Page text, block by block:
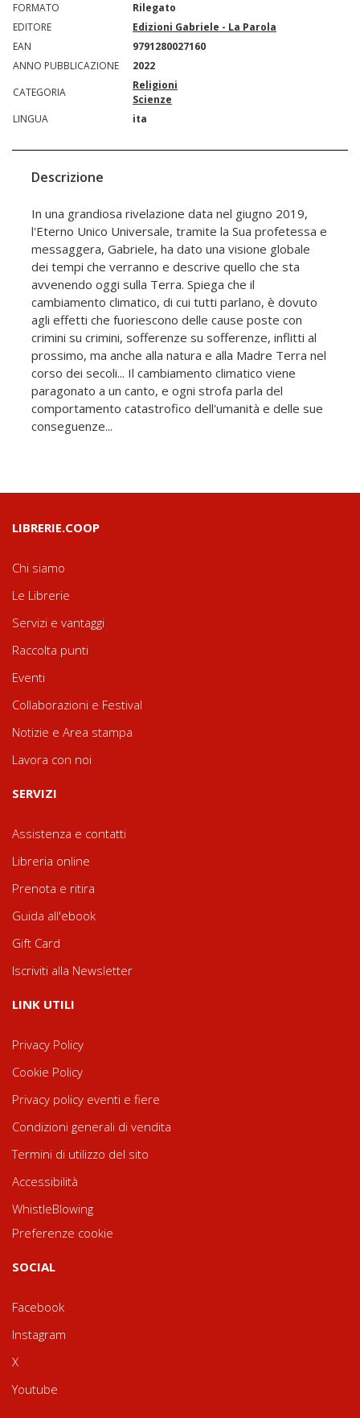
FORMATO
Rilegato
EDITORE
Edizioni Gabriele - La Parola
EAN
9791280027160
ANNO PUBBLICAZIONE
2022
CATEGORIA
Religioni
Scienze
LINGUA
ita
Descrizione
In una grandiosa rivelazione data nel giugno 2019,
l'Eterno Unico Universale, tramite la Sua profetessa e
messaggera, Gabriele, ha dato una visione globale
dei tempi che verranno e descrive quello che sta
avvenendo oggi sulla Terra. Spiega che il
cambiamento climatico, di cui tutti parlano, è dovuto
agli effetti che fuoriescono delle cause poste con
crimini su crimini, sofferenze su sofferenze, inflitti al
prossimo, ma anche alla natura e alla Madre Terra nel
corso dei secoli... Il cambiamento climatico viene
paragonato a un canto, e ogni strofa parla del
comportamento catastrofico dell'umanità e delle sue
conseguenze...
LIBRERIE.COOP
Chi siamo
Le Librerie
Servizi e vantaggi
Raccolta punti
Eventi
Collaborazioni e Festival
Notizie e Area stampa
Lavora con noi
SERVIZI
Assistenza e contatti
Libreria online
Prenota e ritira
Guida all'ebook
Gift Card
Iscriviti alla Newsletter
LINK UTILI
Privacy Policy
Cookie Policy
Privacy policy eventi e fiere
Condizioni generali di vendita
Termini di utilizzo del sito
Accessibilità
WhistleBlowing
Preferenze cookie
SOCIAL
Facebook
Instagram
X
Youtube